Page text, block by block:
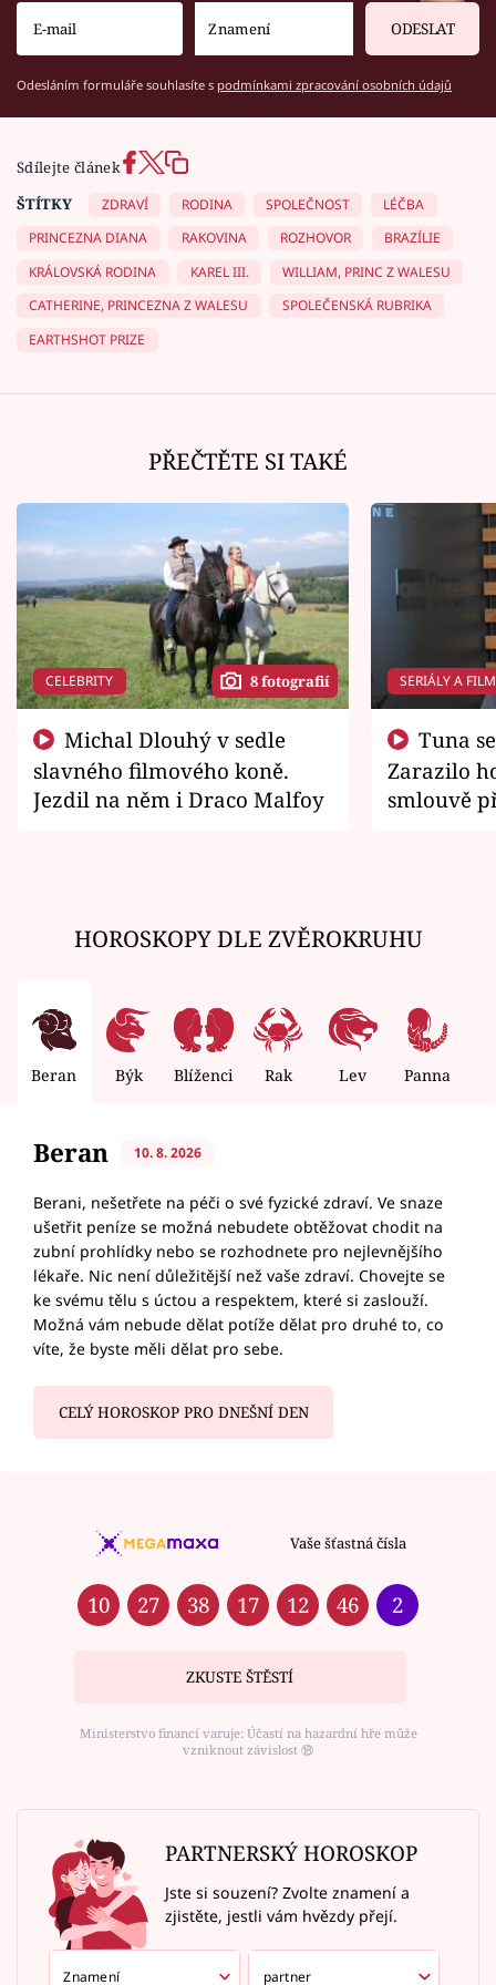
ODESLAT
Odesláním formuláře souhlasíte s podmínkami zpracování osobních údajů
Sdílejte článek
ŠTÍTKY
ZDRAVÍ RODINA SPOLEČNOST
LÉČBA
PRINCEZNA DIANA
RAKOVINA ROZHOVOR
BRAZÍLIE
KRÁLOVSKÁ RODINA
KAREL III.
WILLIAM, PRINC Z WALESU
CATHERINE, PRINCEZNA Z WALESU
SPOLEČENSKÁ RUBRIKA
EARTHSHOT PRIZE
PŘEČTĚTE SI TAKÉ
CELEBRITY 8 fotografií
slavného filmového koně.
Jezdil na něm i Draco Malfoy
SERIÁLY A
Zarazilo
smlouvě
HOROSKOPY DLE ZVĚROKRUHU
Beran Býk Blíženci Rak Lev Panna
Beran 10. 8. 2026
Berani, nešetřete na péči o své fyzické zdraví. Ve snaze
ušetřit peníze se možná nebudete obtěžovat chodit na
zubní prohlídky nebo se rozhodnete pro nejlevnějšího
lékaře. Nic není důležitější než vaše zdraví. Chovejte se
ke svému tělu s úctou a respektem, které si zaslouží.
Možná vám nebude dělat potíže dělat pro druhé to, co
víte, že byste měli dělat pro sebe.
CELÝ HOROSKOP PRO DNEŠNÍ DEN
Vaše šťastná čísla
10 27 38 17 12 46 2
ZKUSTE ŠTĚSTÍ
Ministerstvo financí varuje: Účastí na hazardní hře může
vzniknout závislost ⑱
PARTNERSKÝ HOROSKOP
Jste si souzení? Zvolte znamení a
zjistěte, jestli vám hvězdy přejí.